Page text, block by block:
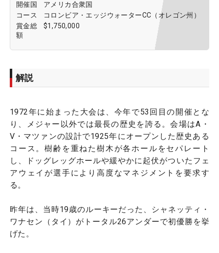
開催国
アメリカ合衆国
コース
コロンビア・エッジウォーターCC（オレゴン州）
賞金総
額
$1,750,000
解説
1972年に始まった大会は、今年で53回目の開催とな
り、メジャー以外では最長の歴史を誇る。会場はA・
V・マツァンの設計で1925年にオープンした歴史ある
コース。樹齢を重ねた樹木が各ホールをセパレート
し、ドッグレッグホールや緩やかに起伏がついたフェ
アウェイが選手により高度なマネジメントを要求す
る。
昨年は、当時19歳のルーキーだった、シャネッティ・
ワナセン（タイ）がトータル26アンダーで初優勝を挙
げた。